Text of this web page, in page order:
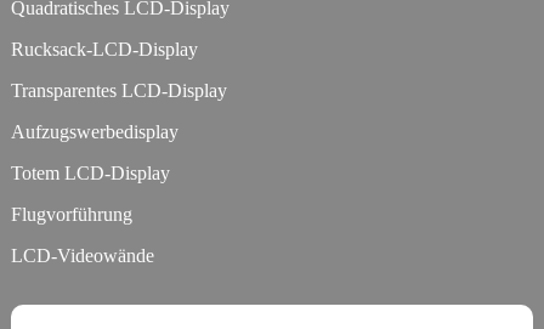
Quadratisches LCD-Display
Rucksack-LCD-Display
Transparentes LCD-Display
Aufzugswerbedisplay
Totem LCD-Display
Flugvorführung
LCD-Videowände